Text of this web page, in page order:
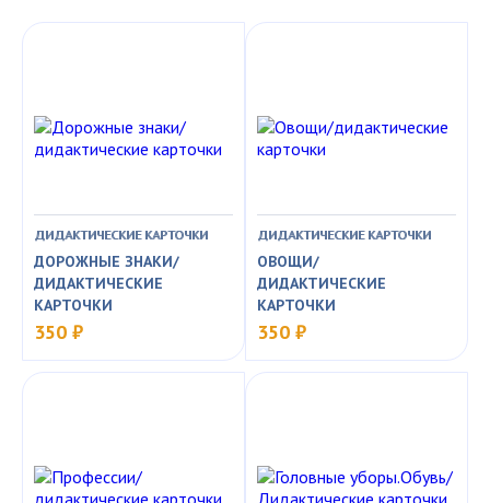
ДИДАКТИЧЕСКИЕ КАРТОЧКИ
ДОРОЖНЫЕ ЗНАКИ/
ДИДАКТИЧЕСКИЕ
КАРТОЧКИ
350 ₽
ДИДАКТИЧЕСКИЕ КАРТОЧКИ
ОВОЩИ/
ДИДАКТИЧЕСКИЕ
КАРТОЧКИ
350 ₽